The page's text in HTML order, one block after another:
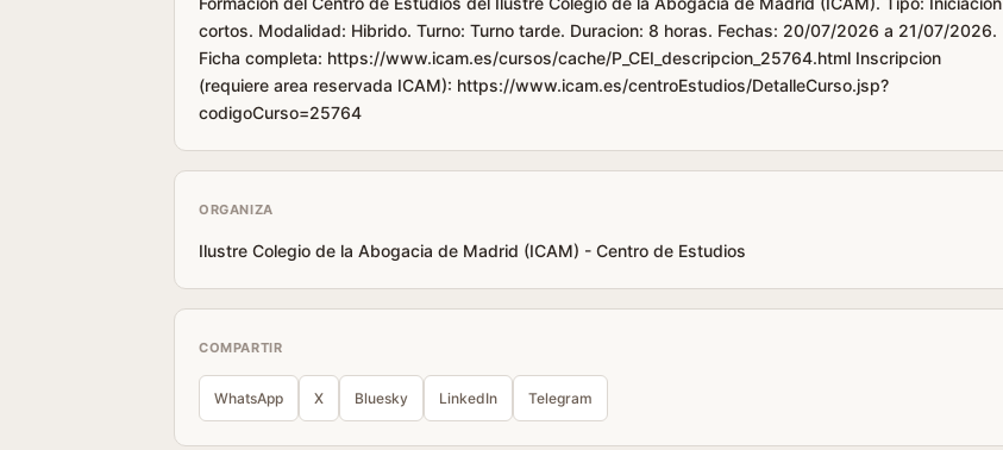
cortos. Modalidad: Hibrido. Turno: Turno tarde. Duracion: 8 horas. Fechas: 20/07/2026 a 21/07/2026.
Ficha completa: https://www.icam.es/cursos/cache/P_CEI_descripcion_25764.html Inscripcion
(requiere area reservada ICAM): https://www.icam.es/centroEstudios/DetalleCurso.jsp?
codigoCurso=25764
ORGANIZA
Ilustre Colegio de la Abogacia de Madrid (ICAM) - Centro de Estudios
COMPARTIR
WhatsApp X Bluesky LinkedIn Telegram